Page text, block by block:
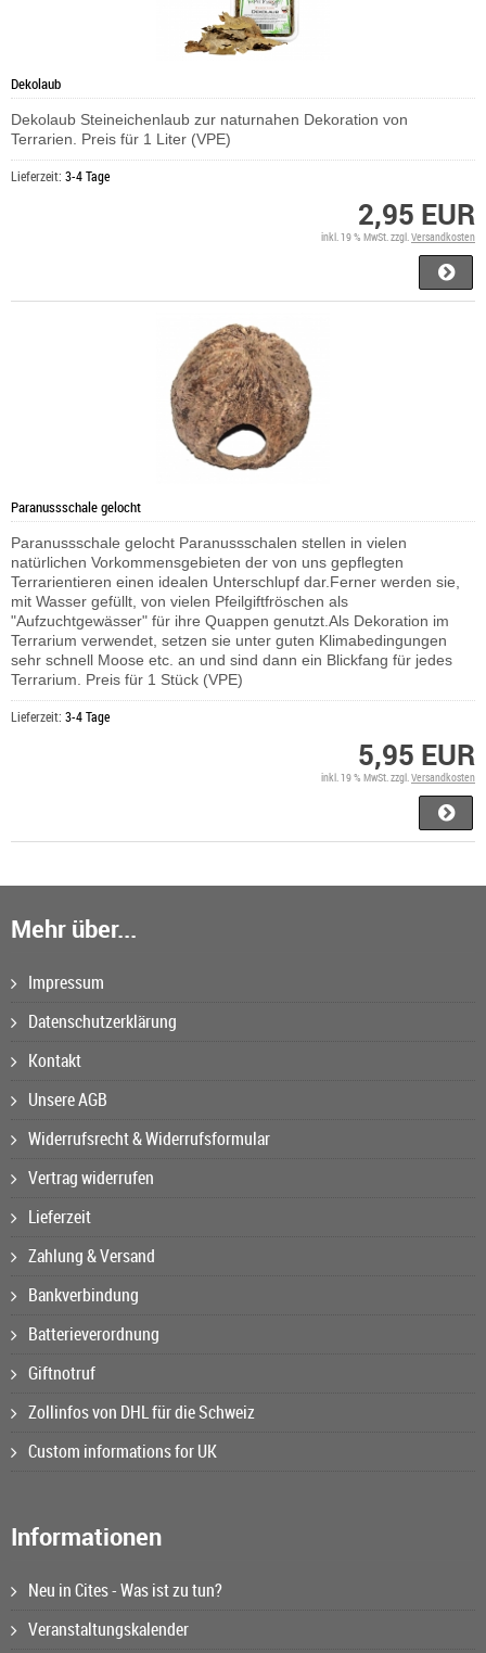
Dekolaub
Dekolaub Steineichenlaub zur naturnahen Dekoration von
Terrarien. Preis für 1 Liter (VPE)
Lieferzeit: 3-4 Tage
2,95 EUR
inkl. 19 % MwSt. zzgl.Versandkosten
Paranussschale gelocht
Paranussschale gelocht Paranussschalen stellen in vielen
natürlichen Vorkommensgebieten der von uns gepflegten
Terrarientieren einen idealen Unterschlupf dar.Ferner werden sie,
mit Wasser gefüllt, von vielen Pfeilgiftfröschen als
"Aufzuchtgewässer" für ihre Quappen genutzt.Als Dekoration im
Terrarium verwendet, setzen sie unter guten Klimabedingungen
sehr schnell Moose etc. an und sind dann ein Blickfang für jedes
Terrarium. Preis für 1 Stück (VPE)
Lieferzeit: 3-4 Tage
5,95 EUR
inkl. 19 % MwSt. zzgl.Versandkosten
Mehr über...
Impressum
Datenschutzerklärung
Kontakt
Unsere AGB
Widerrufsrecht & Widerrufsformular
Vertrag widerrufen
Lieferzeit
Zahlung & Versand
Bankverbindung
Batterieverordnung
Giftnotruf
Zollinfos von DHL für die Schweiz
Custom informations for UK
Informationen
Neu in Cites - Was ist zu tun?
Veranstaltungskalender